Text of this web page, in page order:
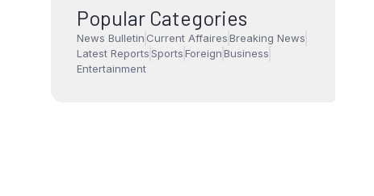
Popular Categories
News Bulletin Current AffairesBreaking News
Latest ReportsSportsForeignBusiness
Entertainment